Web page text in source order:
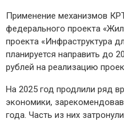
Применение механизмов
федерального проекта
проекта «Инфраструктура
планируется направить до
рублей на реализацию
На 2025 год продлили ряд
экономики,
года. Часть из них